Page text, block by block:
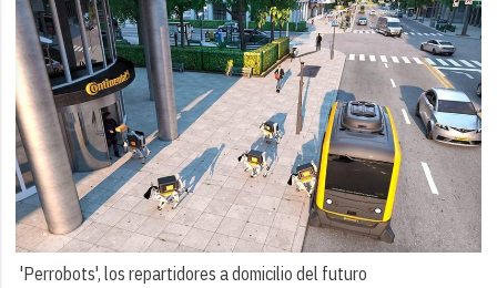
'Perrobots', los repartidores a domicilio del futuro